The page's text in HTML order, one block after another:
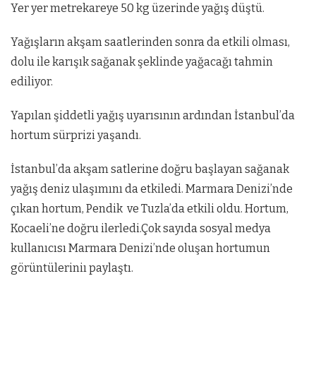
Yer yer metrekareye 50 kg üzerinde yağış düştü.
Yağışların akşam saatlerinden sonra da etkili olması,
dolu ile karışık sağanak şeklinde yağacağı tahmin
ediliyor.
Yapılan şiddetli yağış uyarısının ardından İstanbul’da
hortum sürprizi yaşandı.
İstanbul’da akşam satlerine doğru başlayan sağanak
yağış deniz ulaşımını da etkiledi. Marmara Denizi’nde
çıkan hortum, Pendik ve Tuzla’da etkili oldu. Hortum,
Kocaeli’ne doğru ilerledi.Çok sayıda sosyal medya
kullanıcısı Marmara Denizi’nde oluşan hortumun
görüntüleriniı paylaştı.